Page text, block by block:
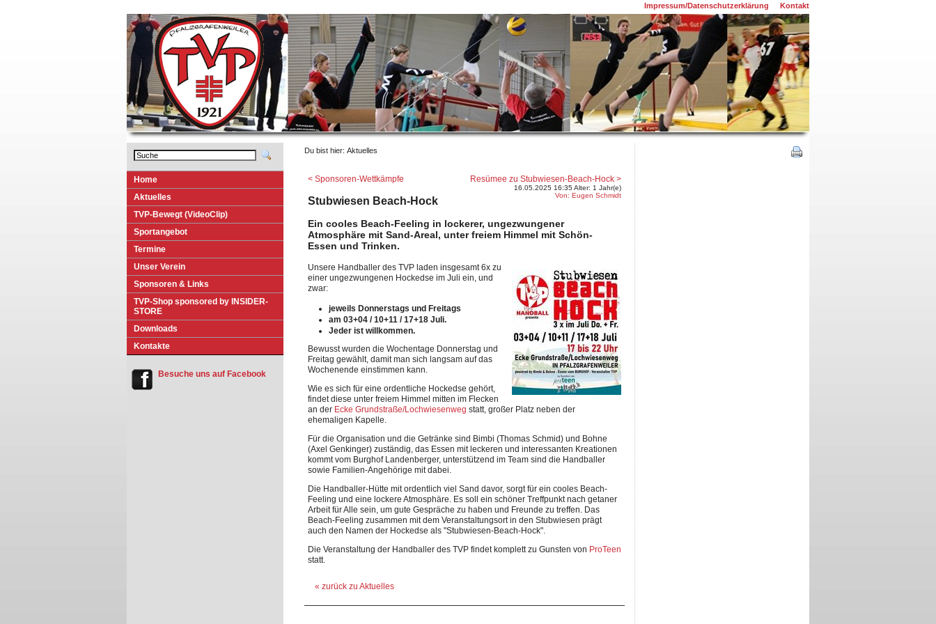
Resümee zu Stubwiesen-Beach-Hock >
< Sponsoren-Wettkämpfe
16.05.2025 16:35 Alter: 1 Jahr(e)
Von: Eugen Schmidt
Stubwiesen Beach-Hock
Ein cooles Beach-Feeling in lockerer, ungezwungener
Atmosphäre mit Sand-Areal, unter freiem Himmel mit Schön-
Essen und Trinken.
Unsere Handballer des TVP laden insgesamt 6x zu
einer ungezwungenen Hockedse im Juli ein, und
zwar:
jeweils Donnerstags und Freitags
am 03+04 /10+11 / 17+18 Juli.
Jeder ist willkommen.
Bewusst wurden die Wochentage Donnerstag und
Freitag gewählt, damit man sich langsam auf das
Wochenende einstimmen kann.
Wie es sich für eine ordentliche Hockedse gehört,
findet diese unter freiem Himmel mitten im Flecken
an der Ecke Grundstraße/Lochwiesenweg statt, großer Platz neben der
ehemaligen Kapelle.
Für die Organisation und die Getränke sind Bimbi (Thomas Schmid) und Bohne
(Axel Genkinger) zuständig, das Essen mit leckeren und interessanten Kreationen
kommt vom Burghof Landenberger, unterstützend im Team sind die Handballer
sowie Familien-Angehörige mit dabei.
Die Handballer-Hütte mit ordentlich viel Sand davor, sorgt für ein cooles Beach-
Feeling und eine lockere Atmosphäre. Es soll ein schöner Treffpunkt nach getaner
Arbeit für Alle sein, um gute Gespräche zu haben und Freunde zu treffen. Das
Beach-Feeling zusammen mit dem Veranstaltungsort in den Stubwiesen prägt
auch den Namen der Hockedse als "Stubwiesen-Beach-Hock".
Die Veranstaltung der Handballer des TVP findet komplett zu Gunsten von ProTeen
statt.
« zurück zu Aktuelles
Home
Aktuelles
TVP-Bewegt (VideoClip)
Sportangebot
Termine
Unser Verein
Sponsoren & Links
TVP-Shop sponsored by INSIDER-
STORE
Downloads
Kontakte
Besuche uns auf Facebook
Du bist hier: Aktuelles
Impressum/Datenschutzerklärung Kontakt